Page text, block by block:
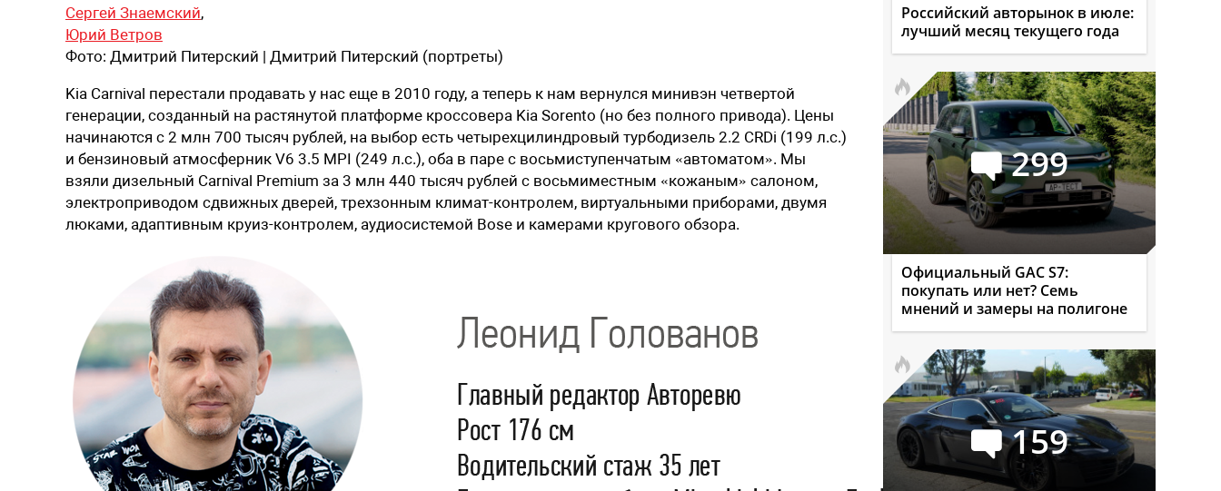
Сергей Знаемский,
Юрий Ветров
Фото: Дмитрий Питерский | Дмитрий Питерский (портреты)
Kia Carnival перестали продавать у нас еще в 2010 году, а теперь к нам вернулся минивэн четвертой
генерации, созданный на растянутой платформе кроссовера Kia Sorento (но без полного привода). Цены
начинаются с 2 млн 700 тысяч рублей, на выбор есть четырехцилиндровый турбодизель 2.2 CRDi (199 л.с.)
и бензиновый атмосферник V6 3.5 MPI (249 л.с.), оба в паре с восьмиступенчатым «автоматом». Мы
взяли дизельный Carnival Premium за 3 млн 440 тысяч рублей с восьмиместным «кожаным» салоном,
электроприводом сдвижных дверей, трехзонным климат-контролем, виртуальными приборами, двумя
люками, адаптивным круиз-контролем, аудиосистемой Bose и камерами кругового обзора.
Российский авторынок в июле:
лучший месяц текущего года
299
Официальный GAC S7:
покупать или нет? Семь
мнений и замеры на полигоне
159